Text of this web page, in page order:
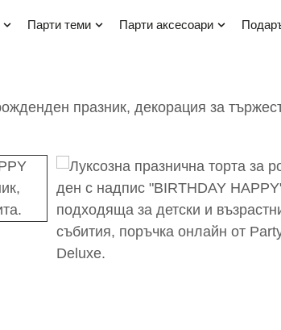
парти теми парти аксесоари